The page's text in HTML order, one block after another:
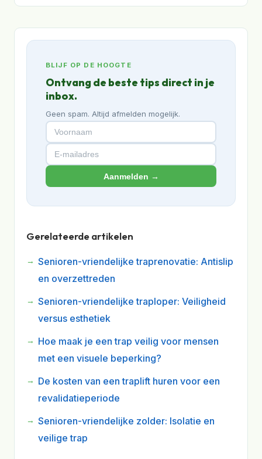
BLIJF OP DE HOOGTE
Ontvang de beste tips direct in je
inbox.
Geen spam. Altijd afmelden mogelijk.
Aanmelden →
Gerelateerde artikelen
Senioren-vriendelijke traprenovatie: Antislip
en overzettreden
Senioren-vriendelijke traploper: Veiligheid
versus esthetiek
Hoe maak je een trap veilig voor mensen
met een visuele beperking?
De kosten van een traplift huren voor een
revalidatieperiode
Senioren-vriendelijke zolder: Isolatie en
veilige trap